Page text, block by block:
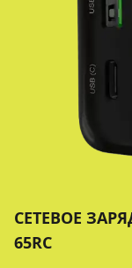
СЕТЕВОЕ
65RC